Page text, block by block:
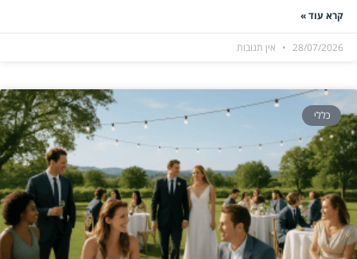
קרא עוד »
28/07/2026 אין תגובות
כללי